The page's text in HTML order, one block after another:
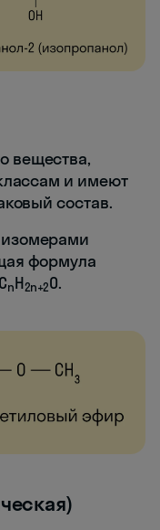
вещества,
и имеют
состав.
формула
nH2n+2O.